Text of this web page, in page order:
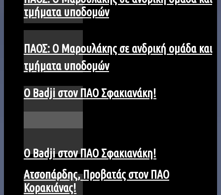
ΠΑΟΣ: Ο Μαρουλάκης σε ανδρική ομάδα και
τμήματα υποδομών
Ο Badji στον ΠΑΟ Σφακιανάκη!
τμήματα υποδομών
Ο Badji στον ΠΑΟ Σφακιανάκη!
Ατσοπάρδης, Προβατάς στον ΠΑΟ
Κορακιάνας!